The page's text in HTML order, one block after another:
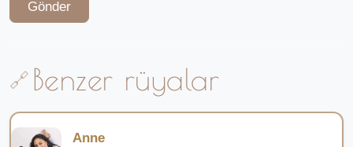
Gönder
Benzer rüyalar
Anne